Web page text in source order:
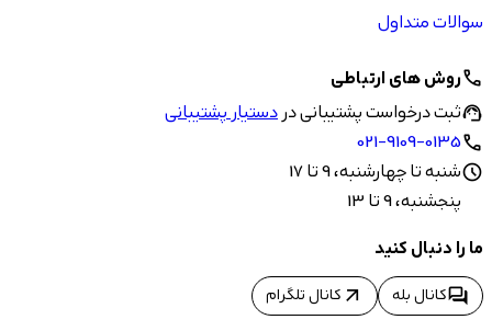
سوالات متداول
callروش های ارتباطی
support_agentثبت درخواست پشتیبانی دردستیار پشتیبانی
call
021-9109-0135
scheduleشنبه تا چهارشنبه، 9 تا 17
پنجشنبه، 9 تا 13
ما را دنبال کنید
forumکانال بله arrow_outward کانال تلگرام